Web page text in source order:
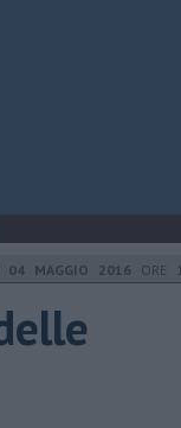
04 MAGGIO 2016 ORE